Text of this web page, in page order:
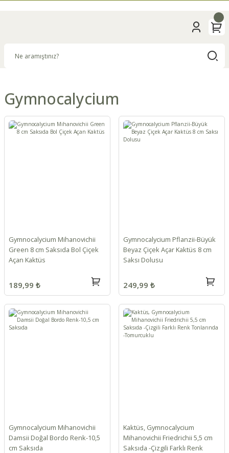
Gymnocalycium
Gymnocalycium Mihanovichii
Green 8 cm Saksıda Bol Çiçek
Açan Kaktüs
189,99 ₺
Gymnocalycium Pflanzii-Büyük
Beyaz Çiçek Açar Kaktüs 8 cm
Saksı Dolusu
249,99 ₺
Gymnocalycium Mihanovichii
Damsii Doğal Bordo Renk-10,5
cm Saksıda
Kaktüs, Gymnocalycium
Mihanovichii Friedrichii 5,5 cm
Saksıda -Çizgili Farklı Renk